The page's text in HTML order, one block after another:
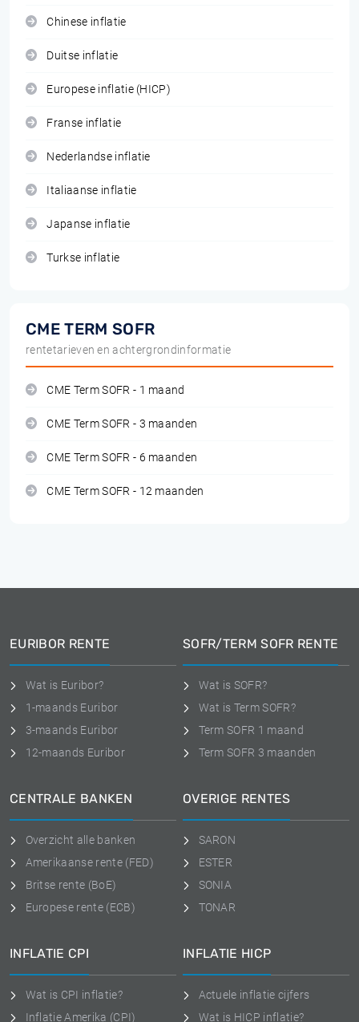
Chinese inflatie
Duitse inflatie
Europese inflatie (HICP)
Franse inflatie
Nederlandse inflatie
Italiaanse inflatie
Japanse inflatie
Turkse inflatie
CME TERM SOFR
rentetarieven en achtergrondinformatie
CME Term SOFR - 1 maand
CME Term SOFR - 3 maanden
CME Term SOFR - 6 maanden
CME Term SOFR - 12 maanden
EURIBOR RENTE
Wat is Euribor?
1-maands Euribor
3-maands Euribor
12-maands Euribor
SOFR/TERM SOFR RENTE
Wat is SOFR?
Wat is Term SOFR?
Term SOFR 1 maand
Term SOFR 3 maanden
CENTRALE BANKEN
Overzicht alle banken
Amerikaanse rente (FED)
Britse rente (BoE)
Europese rente (ECB)
OVERIGE RENTES
SARON
ESTER
SONIA
TONAR
INFLATIE CPI
Wat is CPI inflatie?
Inflatie Amerika (CPI)
INFLATIE HICP
Actuele inflatie cijfers
Wat is HICP inflatie?